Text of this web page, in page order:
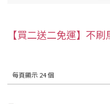
【買二送二免運】不
每頁顯示 24 個